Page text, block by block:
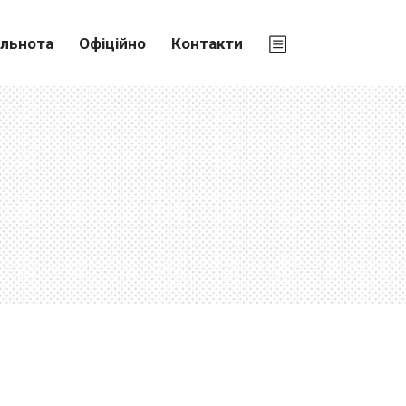
Офіційно Контакти